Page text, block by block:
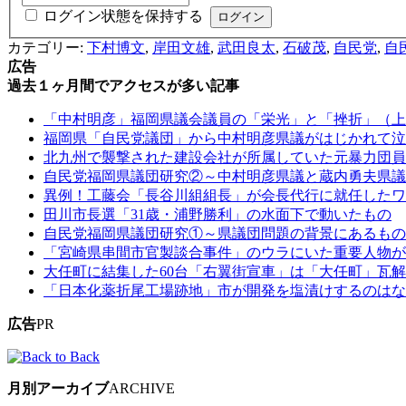
ログイン状態を保持する
カテゴリー: 下村博文, 岸田文雄, 武田良太, 石破茂, 自民党, 自
広告
過去１ヶ月間でアクセスが多い記事
「中村明彦」福岡県議会議員の「栄光」と「挫折」（
福岡県「自民党議団」から中村明彦県議がはじかれて
北九州で襲撃された建設会社が所属していた元暴力団
自民党福岡県議団研究②～中村明彦県議と蔵内勇夫県
異例！工藤会「長谷川組組長」が会長代行に就任した
田川市長選「31歳・浦野勝利」の水面下で動いたもの
自民党福岡県議団研究①～県議団問題の背景にあるもの
「宮崎県串間市官製談合事件」のウラにいた重要人物
大任町に結集した60台「右翼街宣車」は「大任町」瓦
「日本化薬折尾工場跡地」市が開発を塩漬けするのは
広告PR
月別アーカイブARCHIVE